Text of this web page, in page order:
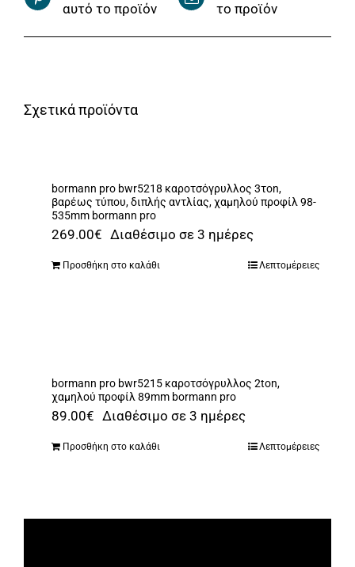
αυτό το προϊόν
το προϊόν
Σχετικά προϊόντα
bormann pro bwr5218 καροτσόγρυλλος 3τon,
βαρέως τύπου, διπλής αντλίας, χαμηλού προφίλ 98-
535mm bormann pro
269.00€ Διαθέσιμο σε 3 ημέρες
Προσθήκη στο καλάθι Λεπτομέρειες
bormann pro bwr5215 καροτσόγρυλλος 2ton,
χαμηλού προφίλ 89mm bormann pro
89.00€ Διαθέσιμο σε 3 ημέρες
Προσθήκη στο καλάθι Λεπτομέρειες